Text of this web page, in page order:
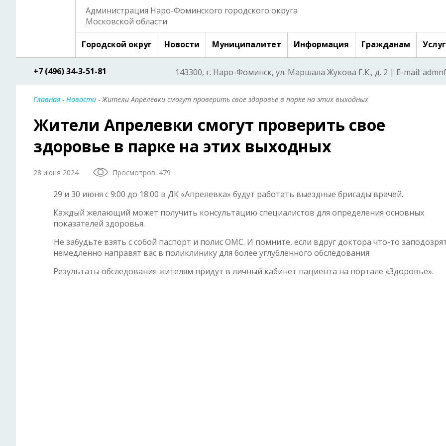
Администрация Наро-Фоминского городского округа
Московской области
Городской округ Новости Муниципалитет Информация Гражданам
+7 (496) 34-3-51-81 143300, г. Наро-Фоминск, ул. Маршала Жукова Г.К., д. 2 | E-mail:
Главная - Новости - Жители Апрелевки смогут проверить свое здоровье в парке на этих выходных
Жители Апрелевки смогут проверить свое
здоровье в парке на этих выходных
28 июня 2024 Просмотров: 479
29 и 30 июня с 9:00 до 18:00 в ДК «Апрелевка» будут работать выездные бригады врачей.
Каждый желающий может получить консультацию специалистов для определения основных
показателей здоровья.
Не забудьте взять с собой паспорт и полис ОМС. И помните, если вдруг доктора что-то
немедленно направят вас в поликлинику для более углубленного обследования.
Результаты обследования жителям придут в личный кабинет пациента на портале «Здоровье».